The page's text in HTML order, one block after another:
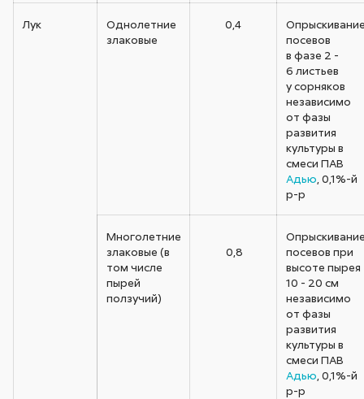
Лук
Однолетние
злаковые
0,4
посевов
в фазе 2 -
6 листьев
у сорняков
независимо
от фазы
развития
культуры в
смеси ПАВ
Адью , 0,1%-й
р-р
Многолетние
злаковые (в
том числе
пырей
ползучий)
0,8
посевов при
высоте пырея
10 - 20 см
независимо
от фазы
развития
культуры в
смеси ПАВ
Адью , 0,1%-й
р-р